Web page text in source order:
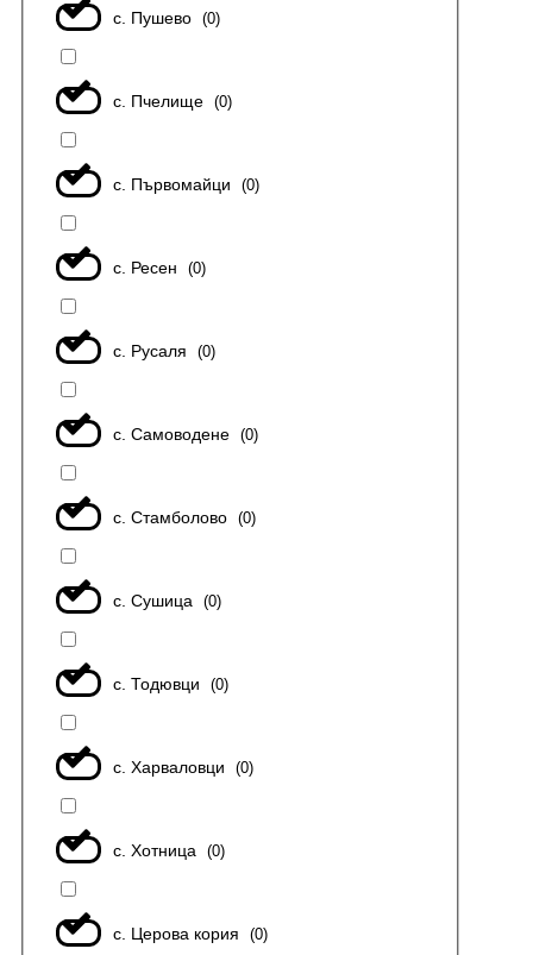
с. Пушево (0)
с. Пчелище (0)
с. Първомайци (0)
с. Ресен (0)
с. Русаля (0)
с. Самоводене (0)
с. Стамболово (0)
с. Сушица (0)
с. Тодювци (0)
с. Харваловци (0)
с. Хотница (0)
с. Церова кория (0)